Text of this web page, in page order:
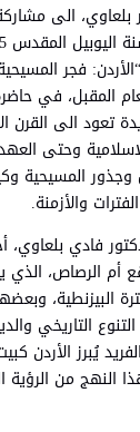
بلعاوي، الى
فجر
المقبل، في
تعود الى القرن
وحتى
المسيحية
والأزمنة.
فادي
أم الرصاص، الذي
البيزنطية،
التاريخي
يُبرز الأردن
النهج من الرؤية